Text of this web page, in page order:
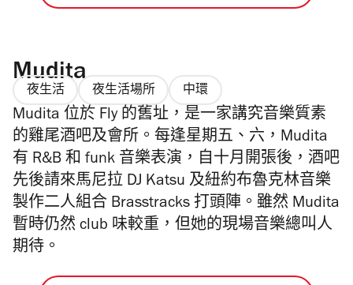
Mudita
夜生活 夜生活場所 中環
Mudita 位於 Fly 的舊址，是一家講究音樂質素
的雞尾酒吧及會所。每逢星期五、六，Mudita
有 R&B 和 funk 音樂表演，自十月開張後，酒吧
先後請來馬尼拉 DJ Katsu 及紐約布魯克林音樂
製作二人組合 Brasstracks 打頭陣。雖然 Mudita
暫時仍然 club 味較重，但她的現場音樂總叫人
期待。